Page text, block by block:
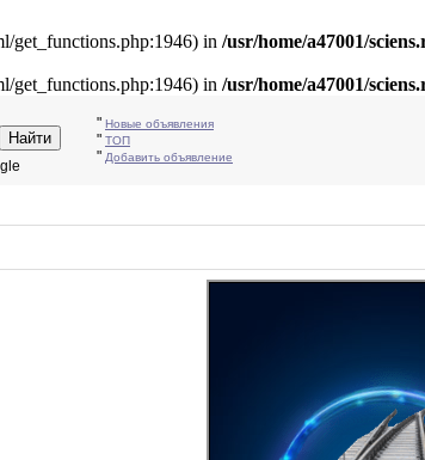
get_functions.php:1946) in /usr/home/a47001/
get_functions.php:1946) in /usr/home/a47001/
" Новые объявления
" ТОП
" Добавить объявление